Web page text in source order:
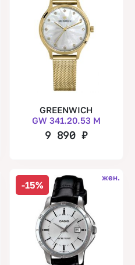
GREENWICH
GW 341.20.53 M
9 890₽
-15%
жен.